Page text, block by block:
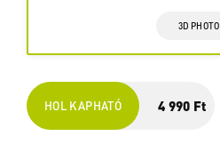
3D PHOTO
HOL KAPHATÓ 4 990 Ft